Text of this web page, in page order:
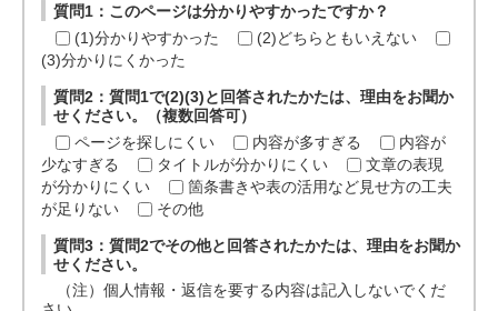
質問1：このページは分かりやすかったですか？
(1)分かりやすかった
(2)どちらともいえない
(3)分かりにくかった
質問2：質問1で(2)(3)と回答されたかたは、理由をお聞か
せください。（複数回答可）
ページを探しにくい
内容が多すぎる
内容が
少なすぎる
タイトルが分かりにくい
文章の表現
が分かりにくい
箇条書きや表の活用など見せ方の工夫
が足りない
その他
質問3：質問2でその他と回答されたかたは、理由をお聞か
せください。
（注）個人情報・返信を要する内容は記入しないでくだ